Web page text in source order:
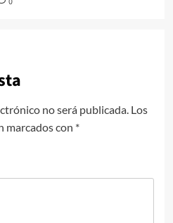
no será publicada. Los
marcados con *